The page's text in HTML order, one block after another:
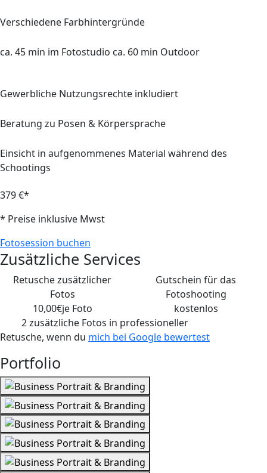
Verschiedene Farbhintergründe
ca. 45 min im Fotostudio ca. 60 min Outdoor
Gewerbliche Nutzungsrechte inkludiert
Beratung zu Posen & Körpersprache
Einsicht in aufgenommenes Material während des
Schootings
379 €*
* Preise inklusive Mwst
Fotosession buchen
Zusätzliche Services
Retusche zusätzlicher
Fotos
10,00€je Foto
Gutschein für das
Fotoshooting
kostenlos
2 zusätzliche Fotos in professioneller
Retusche, wenn du mich bei Google bewertest
Portfolio